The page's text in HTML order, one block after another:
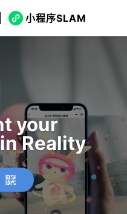
小程序SLAM
your
Reality